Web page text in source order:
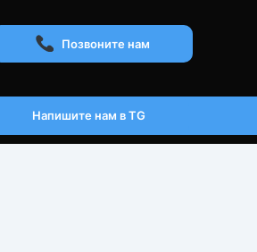
Позвоните нам
Напишите нам в TG